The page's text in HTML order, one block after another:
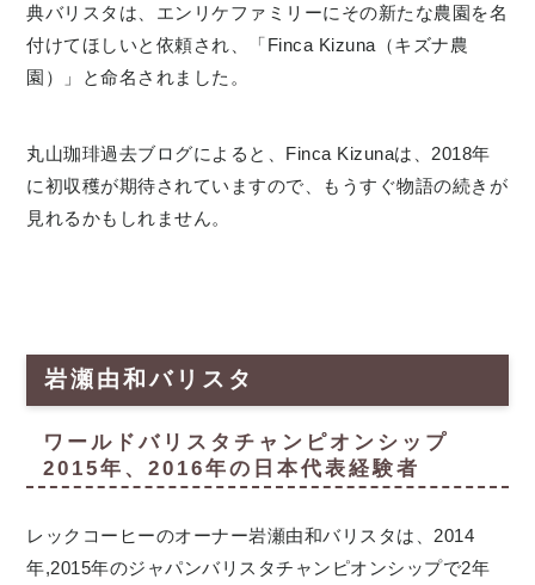
典バリスタは、エンリケファミリーにその新たな農園を名
付けてほしいと依頼され、「Finca Kizuna（キズナ農
園）」と命名されました。
丸山珈琲過去ブログによると、Finca Kizunaは、2018年
に初収穫が期待されていますので、もうすぐ物語の続きが
見れるかもしれません。
岩瀬由和バリスタ
ワールドバリスタチャンピオンシップ
2015年、2016年の日本代表経験者
レックコーヒーのオーナー岩瀬由和バリスタは、2014
年,2015年のジャパンバリスタチャンピオンシップで2年